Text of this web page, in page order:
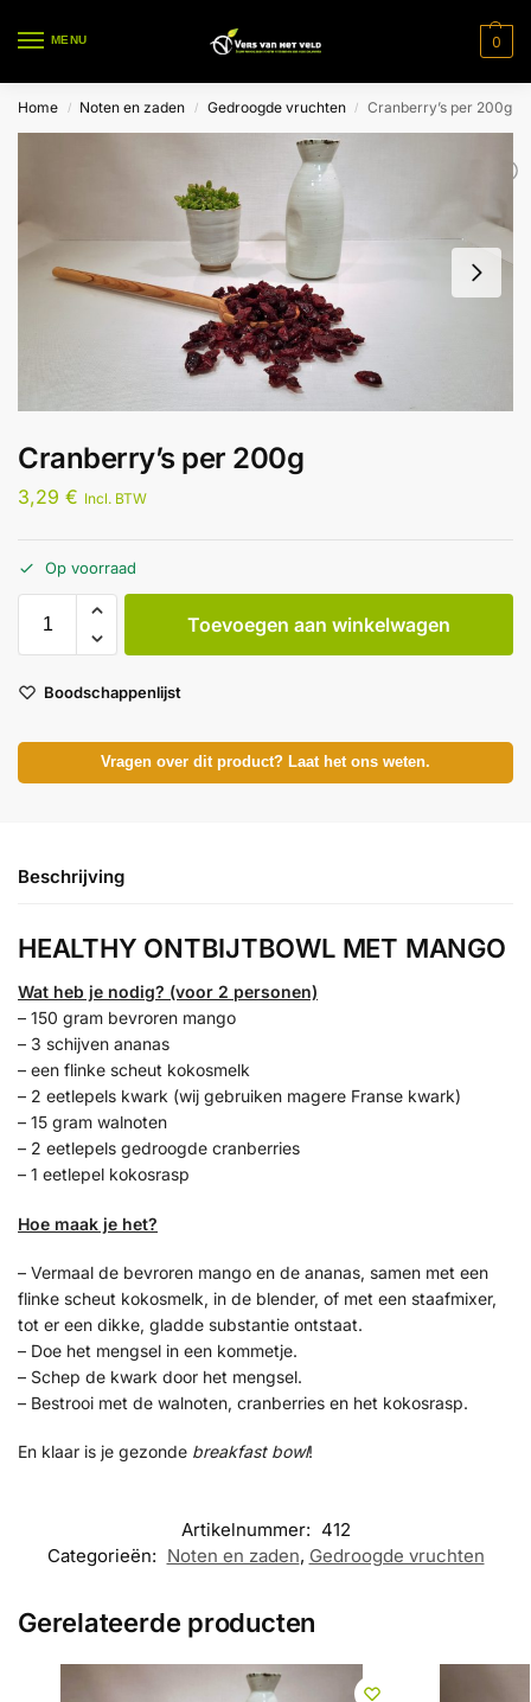
MENU 0
Home / Noten en zaden / Gedroogde vruchten / Cranberry’s per 200g
Cranberry’s per 200g
3,29 € Incl. BTW
Op voorraad
Toevoegen aan winkelwagen
Boodschappenlijst
Vragen over dit product? Laat het ons weten.
Beschrijving
HEALTHY ONTBIJTBOWL MET MANGO
Wat heb je nodig? (voor 2 personen)
– 150 gram bevroren mango
– 3 schijven ananas
– een flinke scheut kokosmelk
– 2 eetlepels kwark (wij gebruiken magere Franse kwark)
– 15 gram walnoten
– 2 eetlepels gedroogde cranberries
– 1 eetlepel kokosrasp
Hoe maak je het?
– Vermaal de bevroren mango en de ananas, samen met een
flinke scheut kokosmelk, in de blender, of met een staafmixer,
tot er een dikke, gladde substantie ontstaat.
– Doe het mengsel in een kommetje.
– Schep de kwark door het mengsel.
– Bestrooi met de walnoten, cranberries en het kokosrasp.
En klaar is je gezonde breakfast bowl!
Artikelnummer: 412
Categorieën: Noten en zaden, Gedroogde vruchten
Gerelateerde producten